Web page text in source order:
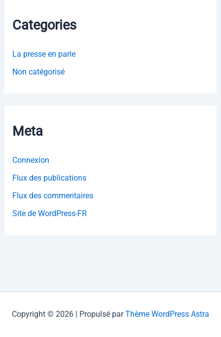
Categories
La presse en parle
Non catégorisé
Meta
Connexion
Flux des publications
Flux des commentaires
Site de WordPress-FR
Copyright © 2026 | Propulsé parThème WordPress Astra